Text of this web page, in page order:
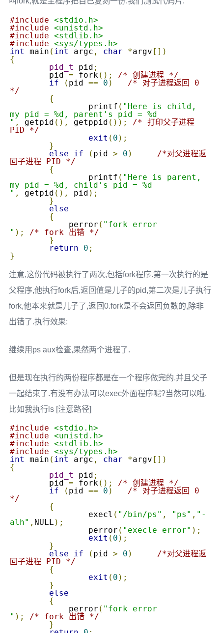
#include <stdio.h>
#include <unistd.h>
#include <stdlib.h>
#include <sys/types.h>
int
main ( int argc , char *argv [])
{
pid_t
pid ;
	pid
= fork();
/* 创建进程 */
if
( pid == 0 )
/* 对子进程返回 0
*/
{
		printf
( "Here is child,
my pid = %d, parent's pid = %d
" , getpid (), getppid ());
/* 打印父子进程
PID */
exit ( 0 );
}
else
if ( pid > 0 )
/*对父进程返
回子进程 PID */
{
		printf
( "Here is parent,
my pid = %d, child's pid = %d
" , getpid (), pid );
}
else
{
	    perror
( "fork error
" );
/* fork 出错 */
}
return
0 ;
}
注意,这份代码被执行了两次,包括fork程序.第一次执行的是
父程序,他执行fork后,返回值是儿子的pid,第二次是儿子执行
fork,他本来就是儿子了,返回0.fork是不会返回负数的,除非
出错了.执行效果:
继续用ps aux检查,果然两个进程了.
但是现在执行的两份程序都是在一个程序做完的.并且父子
一起结束了.有没有办法可以exec外面程序呢?当然可以啦.
比如我执行ls [注意路径]
#include <stdio.h>
#include <unistd.h>
#include <stdlib.h>
#include <sys/types.h>
int
main ( int argc , char *argv [])
{
pid_t
pid ;
	pid
= fork();
/* 创建进程 */
if
( pid == 0 )
/* 对子进程返回 0
*/
{
		execl
( "/bin/ps" , "ps" , "-
alh" , NULL );
		perror
( "execle error" );
exit ( 0 );
}
else
if ( pid > 0 )
/*对父进程返
回子进程 PID */
{
exit ( 0 );
}
else
{
	    perror
( "fork error
" );
/* fork 出错 */
}